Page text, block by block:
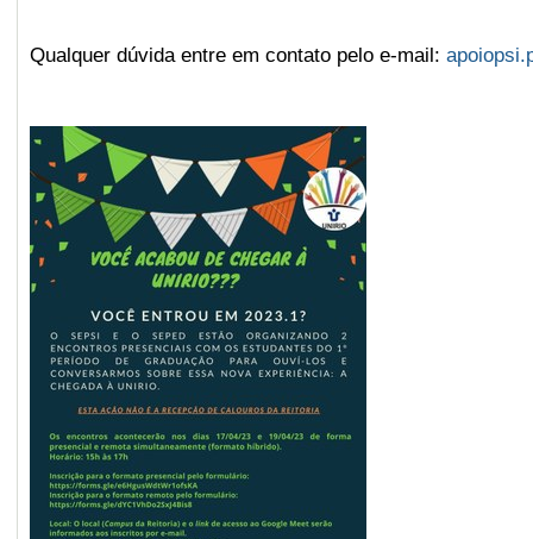
Qualquer dúvida entre em contato pelo e-mail: